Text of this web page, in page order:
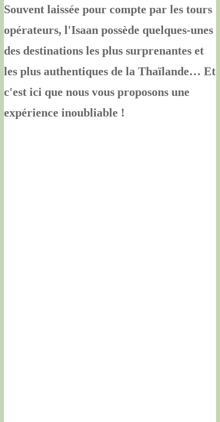
Souvent laissée pour compte par les tours
opérateurs, l'Isaan possède quelques-unes
des destinations les plus surprenantes et
les plus authentiques de la Thaïlande… Et
c'est ici que nous vous proposons une
expérience inoubliable !